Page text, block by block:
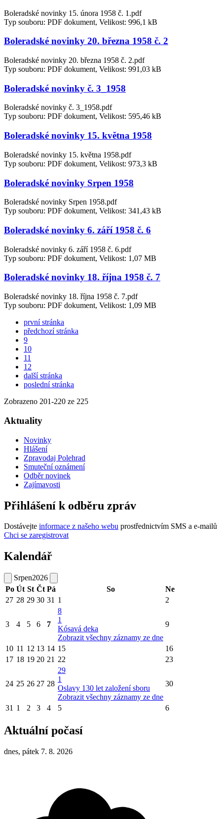
Boleradské novinky 15. února 1958 č. 1.pdf
Typ souboru: PDF dokument, Velikost: 996,1 kB
Boleradské novinky 20. března 1958 č. 2
Boleradské novinky 20. března 1958 č. 2.pdf
Typ souboru: PDF dokument, Velikost: 991,03 kB
Boleradské novinky č. 3_1958
Boleradské novinky č. 3_1958.pdf
Typ souboru: PDF dokument, Velikost: 595,46 kB
Boleradské novinky 15. května 1958
Boleradské novinky 15. května 1958.pdf
Typ souboru: PDF dokument, Velikost: 973,3 kB
Boleradské novinky Srpen 1958
Boleradské novinky Srpen 1958.pdf
Typ souboru: PDF dokument, Velikost: 341,43 kB
Boleradské novinky 6. září 1958 č. 6
Boleradské novinky 6. září 1958 č. 6.pdf
Typ souboru: PDF dokument, Velikost: 1,07 MB
Boleradské novinky 18. října 1958 č. 7
Boleradské novinky 18. října 1958 č. 7.pdf
Typ souboru: PDF dokument, Velikost: 1,09 MB
první stránka
předchozí stránka
9
10
11
12
další stránka
poslední stránka
Zobrazeno 201-220 ze 225
Aktuality
Novinky
Hlášení
Zpravodaj Polehrad
Smuteční oznámení
Odběr novinek
Zajímavosti
Přihlášení k odběru zpráv
Dostávejte informace z našeho webu prostřednictvím SMS a e-mailů
Chci se zaregistrovat
Kalendář
Srpen2026
Po Út St Čt Pá So
Ne
27 28 29 30 31 1 2
3 4 5 6 7
8
1
Kósavá deka
Zobrazit všechny záznamy ze dne
9
10 11 12 13 14 15
16
17 18 19 20 21 22 23
24 25 26 27 28
29
1
Oslavy 130 let založení sboru
Zobrazit všechny záznamy ze dne
30
31 1 2 3 4 5 6
Aktuální počasí
dnes, pátek 7. 8. 2026